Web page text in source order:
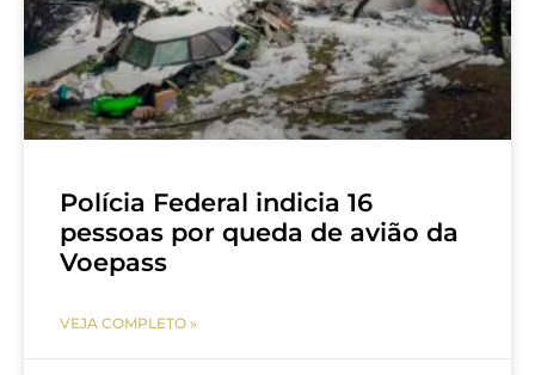
Polícia Federal indicia 16
pessoas por queda de avião da
Voepass
VEJA COMPLETO »